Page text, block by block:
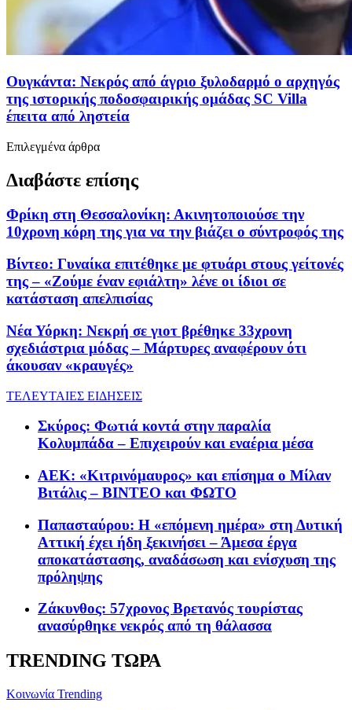
Ουγκάντα: Νεκρός από άγριο ξυλοδαρμό ο αρχηγός
της ιστορικής ποδοσφαιρικής ομάδας SC Villa
έπειτα από ληστεία
Επιλεγμένα άρθρα
Διαβάστε επίσης
Φρίκη στη Θεσσαλονίκη: Ακινητοποιούσε την
10χρονη κόρη της για να την βιάζει ο σύντροφός της
Βίντεο: Γυναίκα επιτέθηκε με φτυάρι στους γείτονές
της – «Ζούμε έναν εφιάλτη» λένε οι ίδιοι σε
κατάσταση απελπισίας
Νέα Υόρκη: Νεκρή σε γιοτ βρέθηκε 33χρονη
σχεδιάστρια μόδας – Μάρτυρες αναφέρουν ότι
άκουσαν «κραυγές»
ΤΕΛΕΥΤΑΙΕΣ ΕΙΔΗΣΕΙΣ
Σκύρος: Φωτιά κοντά στην παραλία
Κολυμπάδα – Επιχειρούν και εναέρια μέσα
ΑΕΚ: «Κιτρινόμαυρος» και επίσημα ο Μίλαν
Βιτάλις – ΒΙΝΤΕΟ και ΦΩΤΟ
Παπασταύρου: Η «επόμενη ημέρα» στη Δυτική
Αττική έχει ήδη ξεκινήσει – Άμεσα έργα
αποκατάστασης, αναδάσωση και ενίσχυση της
πρόληψης
Ζάκυνθος: 57χρονος Βρετανός τουρίστας
ανασύρθηκε νεκρός από τη θάλασσα
TRENDING ΤΩΡΑ
Κοινωνία Trending